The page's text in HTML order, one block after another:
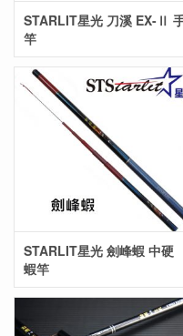
STARLIT星光 刀溪 EX-Ⅱ
竿
STARLIT星光 劍峰蝦 中硬
蝦竿